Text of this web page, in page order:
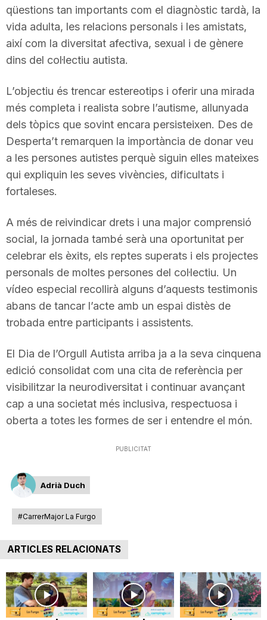
o
n
qüestions tan importants com el diagnòstic tardà, la
vida adulta, les relacions personals i les amistats,
així com la diversitat afectiva, sexual i de gènere
dins del col·lectiu autista.
L’objectiu és trencar estereotips i oferir una mirada
més completa i realista sobre l’autisme, allunyada
dels tòpics que sovint encara persisteixen. Des de
Desperta’t remarquen la importància de donar veu
a les persones autistes perquè siguin elles mateixes
qui expliquin les seves vivències, dificultats i
fortaleses.
A més de reivindicar drets i una major comprensió
social, la jornada també serà una oportunitat per
celebrar els èxits, els reptes superats i els projectes
personals de moltes persones del col·lectiu. Un
vídeo especial recollirà alguns d’aquests testimonis
abans de tancar l’acte amb un espai distès de
trobada entre participants i assistents.
El Dia de l’Orgull Autista arriba ja a la seva cinquena
edició consolidat com una cita de referència per
visibilitzar la neurodiversitat i continuar avançant
cap a una societat més inclusiva, respectuosa i
oberta a totes les formes de ser i entendre el món.
PUBLICITAT
Adrià Duch
#CarrerMajor La Furgo
ARTICLES RELACIONATS